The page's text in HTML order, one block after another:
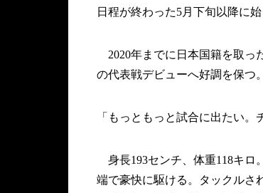
日程が終わった5月下旬以降に始
2020年までに日本国籍を取っ
の代表戦デビューへ好調を保つ。
「もっともっと試合に出たい
身長193センチ、体重118キロ
端で豪快に駆ける。タックルさ